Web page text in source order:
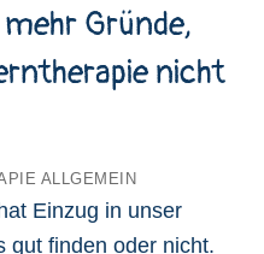
Gründe,
nicht
ALLGEMEIN
Einzug in unser
gut finden oder nicht.